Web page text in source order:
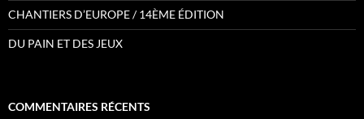
CHANTIERS D’EUROPE / 14ÈME ÉDITION
DU PAIN ET DES JEUX
COMMENTAIRES RÉCENTS